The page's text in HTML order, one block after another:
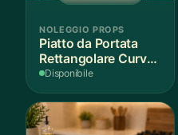
NOLEGGIO PROPS
Piatto da Portata
Rettangolare Curvo
Bianco
Disponibile